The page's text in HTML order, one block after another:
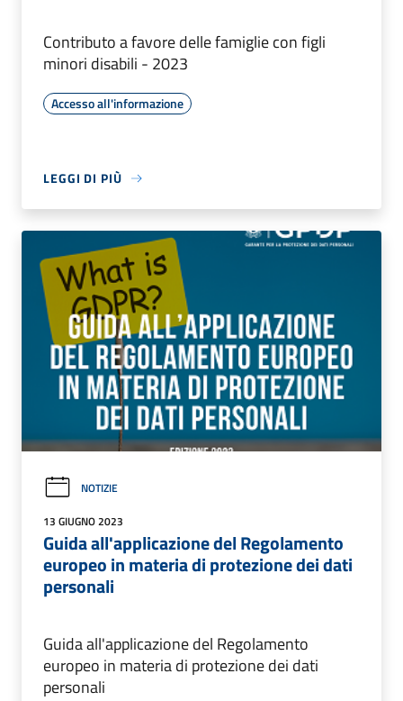
Contributo a favore delle famiglie con figli
minori disabili - 2023
Accesso all'informazione
LEGGI DI PIÙ
NOTIZIE
13 GIUGNO 2023
Guida all'applicazione del Regolamento
europeo in materia di protezione dei dati
personali
Guida all'applicazione del Regolamento
europeo in materia di protezione dei dati
personali